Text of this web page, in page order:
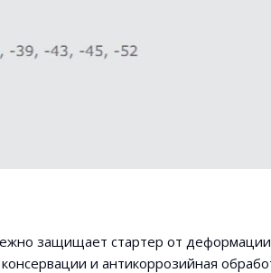
защищает стартер от
и антикоррозийная